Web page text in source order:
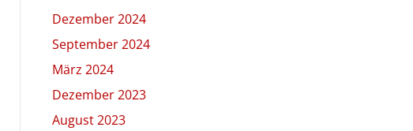
Dezember 2024
September 2024
März 2024
Dezember 2023
August 2023